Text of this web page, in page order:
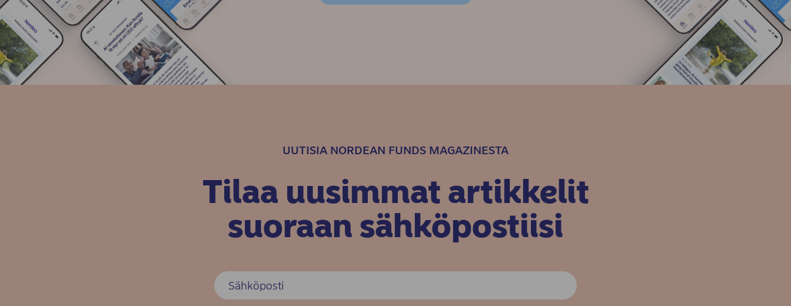
UUTISIA NORDEAN FUNDS MAGAZINESTA
Tilaa uusimmat artikkelit
suoraan sähköpostiisi